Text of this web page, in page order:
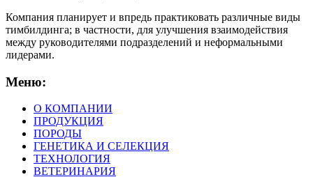
Компания планирует и впредь практиковать различные виды
тимбилдинга; в частности, для улучшения взаимодействия
между руководителями подразделений и неформальными
лидерами.
Меню:
О КОМПАНИИ
ПРОДУКЦИЯ
ПОРОДЫ
ГЕНЕТИКА И СЕЛЕКЦИЯ
ТЕХНОЛОГИЯ
ВЕТЕРИНАРИЯ